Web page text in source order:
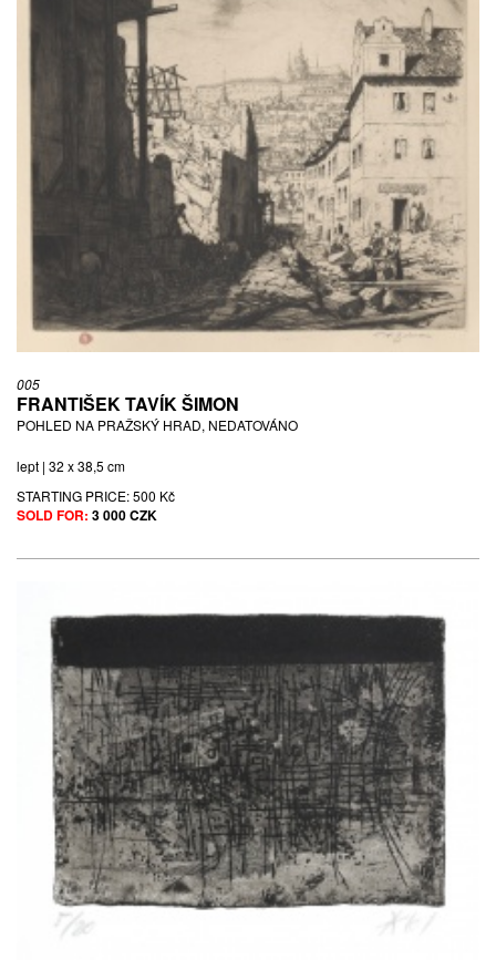
005
FRANTIŠEK TAVÍK ŠIMON
POHLED NA PRAŽSKÝ HRAD, NEDATOVÁNO
lept | 32 x 38,5 cm
STARTING PRICE:500 Kč
SOLD FOR: 3 000 CZK